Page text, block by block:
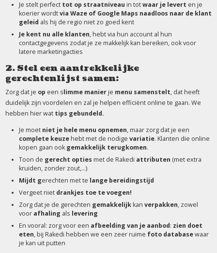
Je stelt perfect tot op straatniveau in totwaar je levert en je
koerier wordtvia Waze of Google Maps naadloos naar de klant
geleid als hij de regio niet zo goed kent
Je kent nu alle klanten, hebt via hun account al hun
contactgegevens zodat je ze makkelijk kan bereiken, ook voor
latere marketingacties
2. Stel een aantrekkelijke
gerechtenlijst samen:
Zorg dat je op een slimme manierje menu samenstelt, dat heeft
duidelijk zijn voordelen en zal je helpen efficiënt online te gaan. We
hebben hier wat tips gebundeld.
Je moet niet je hele menu opnemen, maar zorg dat je een
complete keuzehebt met de nodige variatie. Klanten die online
kopen gaan ook gemakkelijk terugkomen.
Toon de gerecht opties met de Rakedi attributen (met extra
kruiden, zonder zout,…)
Mijdt gerechten met te lange bereidingstijd
Vergeet niet drankjes toe te voegen!
Zorg dat je de gerechten gemakkelijkkan verpakken, zowel
voor afhaling als levering
En vooral: zorg voor een afbeelding van je aanbod: zien doet
eten, bij Rakedi hebben we een zeer ruime foto databasewaar
je kan uit putten